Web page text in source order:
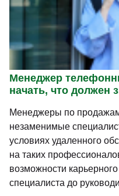
Менеджер
начать, что должен
Менеджеры по
незаменимые
условиях удаленного
на таких
возможности
специалиста до